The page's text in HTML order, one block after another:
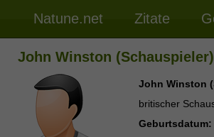
Natune.net Zitate
John Winston (Schauspieler)
John Winston
britischer
Geburtsdatum: